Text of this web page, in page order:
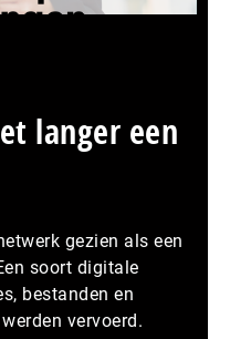
langer een
gezien als een
soort digitale
bestanden en
vervoerd.